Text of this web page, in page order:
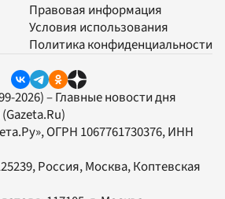
Правовая информация
Условия использования
Политика конфиденциальности
2026) – Главные новости дня
(Gazeta.Ru)
, ОГРН 1067761730376, ИНН
Россия, Москва, Коптевская